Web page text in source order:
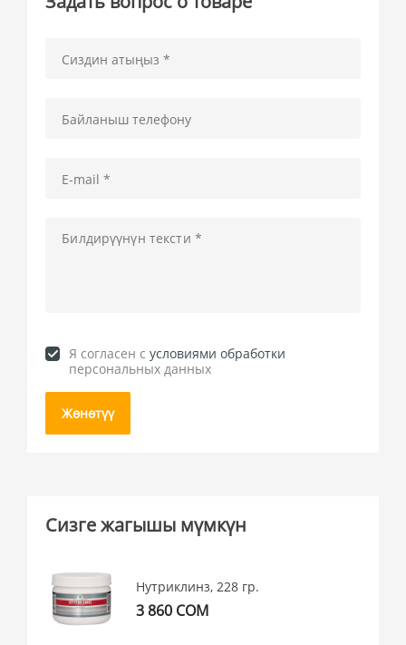
Я согласен cусловиями обработки
персональных данных
Жөнөтүү
Сизге жагышы мүмкүн
Нутриклинз, 228 гр.
3 860 СОМ